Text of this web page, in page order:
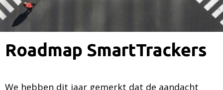
Roadmap SmartTrackers
We hebben dit jaar gemerkt dat de aandacht